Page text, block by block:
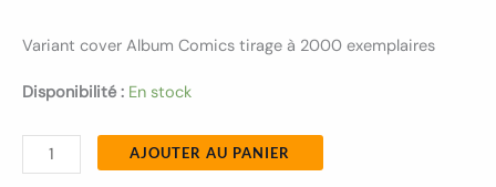
Variant cover Album Comics tirage à 2000 exemplaires
Disponibilité : En stock
AJOUTER AU PANIER